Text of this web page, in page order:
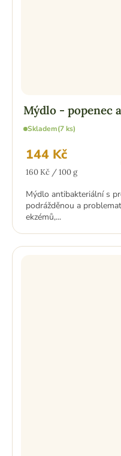
Mýdlo - popenec
Skladem(7 ks)
144 Kč
Měrná
160 Kč / 100 g
Mýdlo antibakteriální s
podrážděnou a
ekzémů,...